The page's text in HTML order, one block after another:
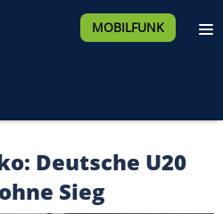
MOBILFUNK
Deutsche U20
Sieg